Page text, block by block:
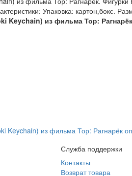
Упаковка: картон,бокс.
Keychain) из фильма Тор:
Keychain) из фильма Тор: Рагнарёк
Служба поддержки
Контакты
Возврат товара